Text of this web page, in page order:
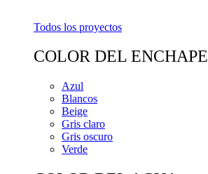
Todos los proyectos
COLOR DEL ENCHAPE
Azul
Blancos
Beige
Gris claro
Gris oscuro
Verde